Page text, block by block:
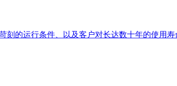
的运行条件、以及客户对长达数十年的使用寿命